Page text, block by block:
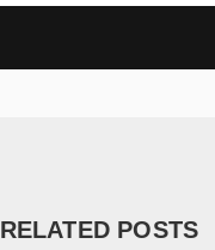
RELATED POSTS